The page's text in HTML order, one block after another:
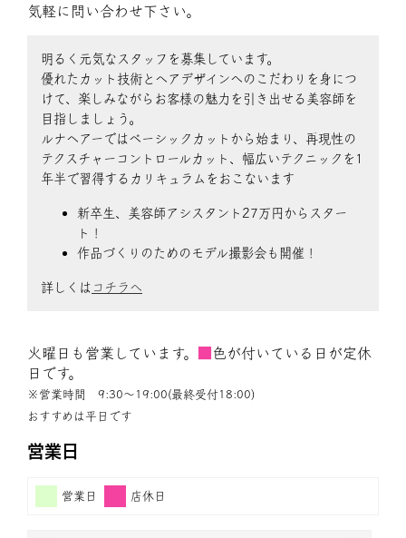
気軽に問い合わせ下さい。
明るく元気なスタッフを募集しています。
優れたカット技術とヘアデザインへのこだわりを身につ
けて、楽しみながらお客様の魅力を引き出せる美容師を
目指しましょう。
ルナヘアーではベーシックカットから始まり、再現性の
テクスチャーコントロールカット、幅広いテクニックを1
年半で習得するカリキュラムをおこないます
新卒生、美容師アシスタント27万円からスター
ト！
作品づくりのためのモデル撮影会も開催！
詳しくは コチラへ
火曜日も営業しています。
色が付いている日が定休
日です。
※営業時間 9:30〜19:00(最終受付18:00)
おすすめは平日です
営業日
営業日 店休日